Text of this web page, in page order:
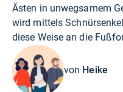
Ästen in unwegsamem
wird mittels
diese Weise an die
von Heike